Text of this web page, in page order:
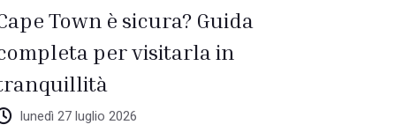
Town è sicura? Guida
per visitarla in
lunedì 27 luglio 2026